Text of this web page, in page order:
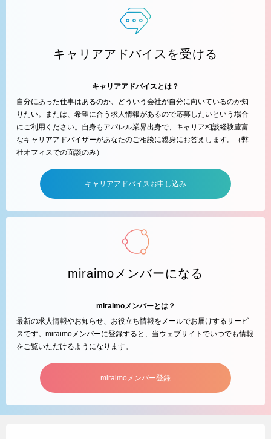
キャリアアドバイスを受ける
キャリアアドバイスとは？
自分にあった仕事はあるのか、どういう会社が自分に向いているのか知
りたい。または、希望に合う求人情報があるので応募したいという場合
にご利用ください。自身もアパレル業界出身で、キャリア相談経験豊富
なキャリアアドバイザーがあなたのご相談に親身にお答えします。（弊
社オフィスでの面談のみ）
キャリアアドバイスお申し込み
miraimoメンバーになる
miraimoメンバーとは？
最新の求人情報やお知らせ、お役立ち情報をメールでお届けするサービ
スです。miraimoメンバーに登録すると、当ウェブサイトでいつでも情報
をご覧いただけるようになります。
miraimoメンバー登録